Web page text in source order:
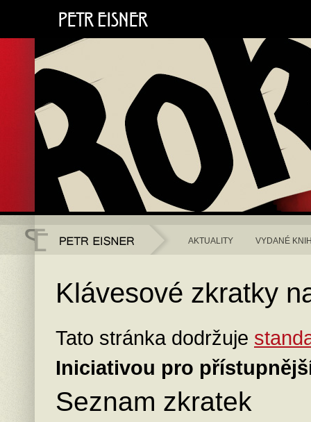
AKTUALITY VYDANÉ
Klávesové zkratky
Tato stránka dodržuje
Iniciativou pro
Seznam zkratek